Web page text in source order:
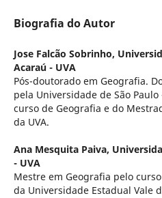
Biografia do Autor
Jose Falcão Sobrinho,
Acaraú - UVA
Pós-doutorado em Geografia.
pela Universidade de São Paulo
curso de Geografia e do
da UVA.
Ana Mesquita Paiva,
- UVA
Mestre em Geografia pelo
da Universidade Estadual Vale